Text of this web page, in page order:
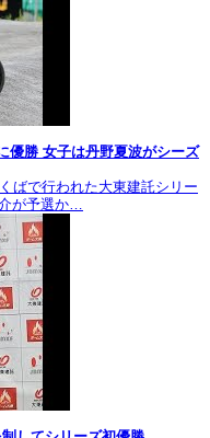
優勝 女子は丹野夏波がシーズ
ばで行われた大東建託シリー
が予選か…